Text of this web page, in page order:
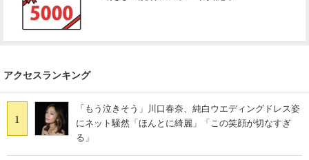
アクセスランキング
1
「もう泣きそう」川口春奈、純白ウエディングドレス姿
にネット騒然「ほんとに綺麗」「この笑顔が切なすぎ
る」